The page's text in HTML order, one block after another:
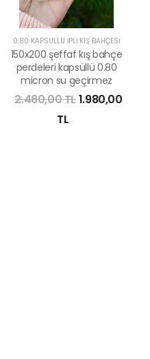
0.80 KAPSÜLLÜ İPLİ KIŞ BAHÇESİ
150x200 şeffaf kış bahçe
perdeleri kapsüllü 0.80
micron su geçirmez
2.480,00 TL1.980,00
TL